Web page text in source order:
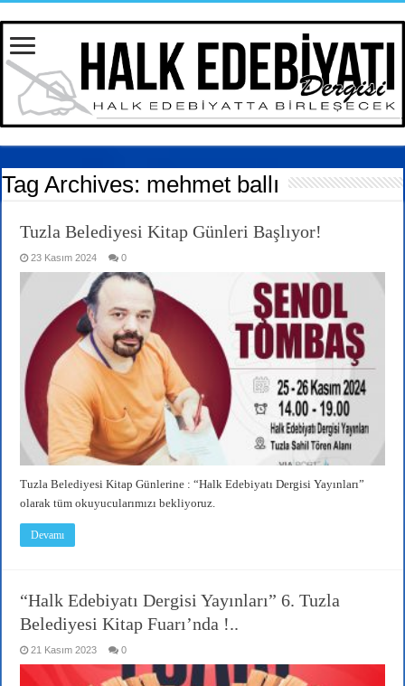
Tag Archives: mehmet ballı
Tuzla Belediyesi Kitap Günleri Başlıyor!
23 Kasım 2024 0
Tuzla Belediyesi Kitap Günlerine : “Halk Edebiyatı Dergisi Yayınları”
olarak tüm okuyucularımızı bekliyoruz.
Devamı
“Halk Edebiyatı Dergisi Yayınları” 6. Tuzla
Belediyesi Kitap Fuarı’nda !..
21 Kasım 2023 0